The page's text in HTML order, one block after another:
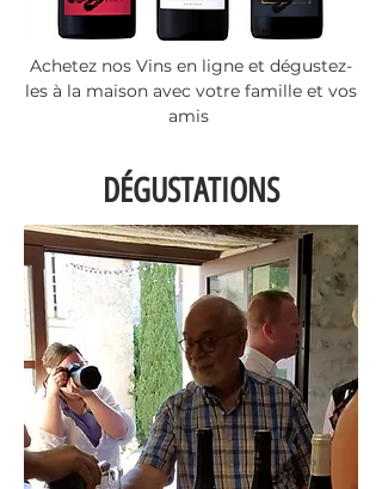
Achetez nos Vins en ligne et dégustez-
les à la maison avec votre famille et vos
amis
DÉGUSTATIONS